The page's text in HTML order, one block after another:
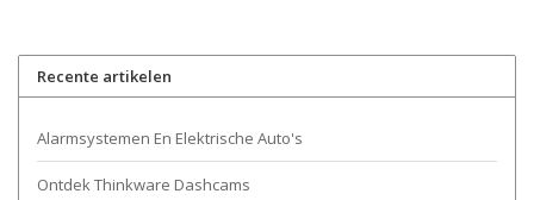
Recente artikelen
Alarmsystemen En Elektrische Auto's
Ontdek Thinkware Dashcams